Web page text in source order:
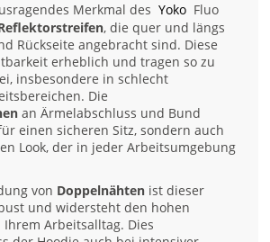
Merkmal des Yoko Fluo
, die quer und längs
Rückseite angebracht sind. Diese
erheblich und tragen so zu
insbesondere in schlecht
Die
an Ärmelabschluss und Bund
einen sicheren Sitz, sondern auch
Look, der in jeder Arbeitsumgebung
von Doppelnähten ist dieser
und widersteht den hohen
Arbeitsalltag. Dies